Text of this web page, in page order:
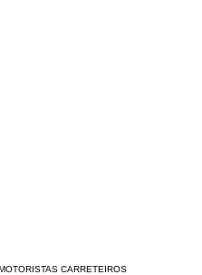
CARRETEIROS